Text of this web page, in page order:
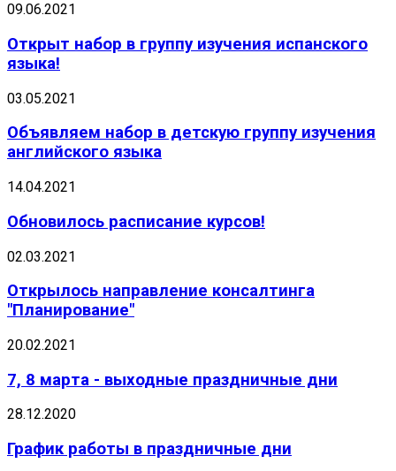
09.06.2021
Открыт набор в группу изучения испанского
языка!
03.05.2021
Объявляем набор в детскую группу изучения
английского языка
14.04.2021
Обновилось расписание курсов!
02.03.2021
Открылось направление консалтинга
"Планирование"
20.02.2021
7, 8 марта - выходные праздничные дни
28.12.2020
График работы в праздничные дни